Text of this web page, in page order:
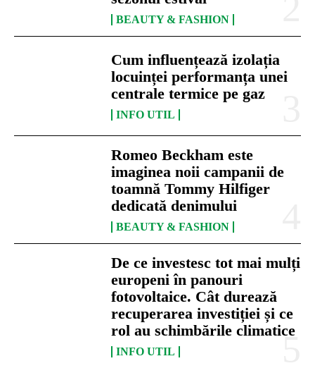
BEAUTY & FASHION
Cum influențează izolația
locuinței performanța unei
centrale termice pe gaz
INFO UTIL
Romeo Beckham este
imaginea noii campanii de
toamnă Tommy Hilfiger
dedicată denimului
BEAUTY & FASHION
De ce investesc tot mai mulți
europeni în panouri
fotovoltaice. Cât durează
recuperarea investiției și ce
rol au schimbările climatice
INFO UTIL